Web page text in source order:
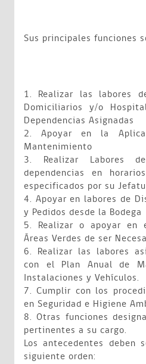
Sus principales funciones
1. Realizar las labores
Domiciliarios y/o
Dependencias Asignadas
2. Apoyar en la
Mantenimiento
3. Realizar Labores
dependencias en
especificados por su
4. Apoyar en labores de
y Pedidos desde la Bodega
5. Realizar o apoyar en
Áreas Verdes de ser
6. Realizar las labores
con el Plan Anual de
Instalaciones y Vehículos.
7. Cumplir con los
en Seguridad e Higiene
8. Otras funciones
pertinentes a su cargo.
Los antecedentes deben
siguiente orden: